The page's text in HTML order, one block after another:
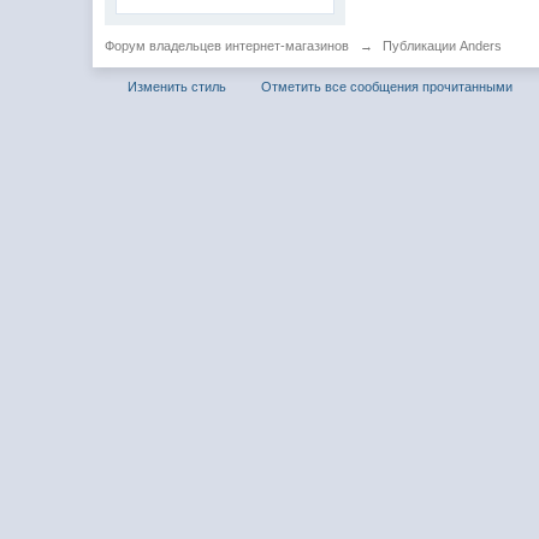
Форум владельцев интернет-магазинов → Публикации Anders
Изменить стиль Отметить все сообщения прочитанными